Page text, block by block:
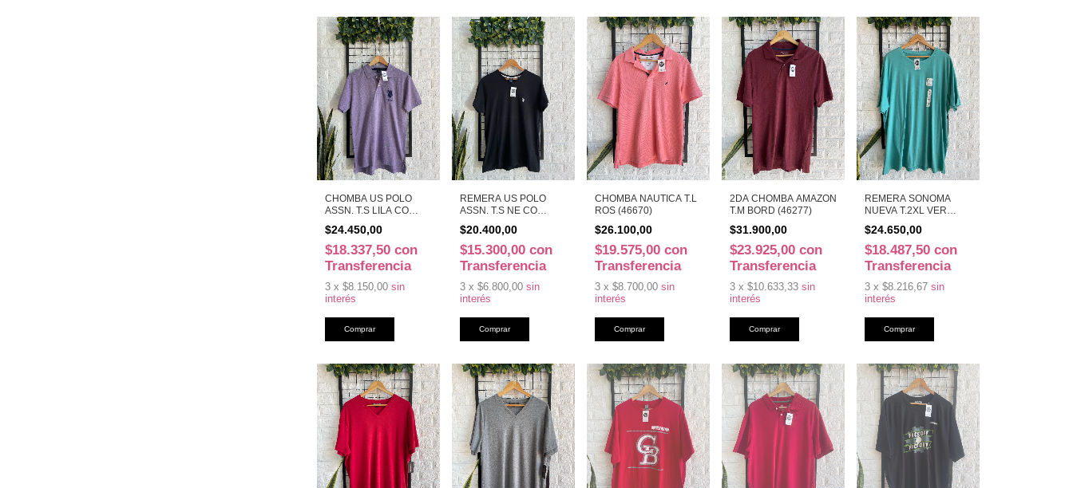
CHOMBA US POLO
ASSN. T.S LILA CO
(48066)
$24.450,00
$18.337,50 con
Transferencia
3 x $8.150,00 sin
interés
REMERA US POLO
ASSN. T.S NE CO
(48064)
$20.400,00
$15.300,00 con
Transferencia
3 x $6.800,00 sin
interés
CHOMBA NAUTICA T.L
ROS (46670)
$26.100,00
$19.575,00 con
Transferencia
3 x $8.700,00 sin
interés
2DA CHOMBA AMAZON
T.M BORD (46277)
$31.900,00
$23.925,00 con
Transferencia
3 x $10.633,33 sin
interés
REMERA SONOMA
NUEVA T.2XL VER
(46027)
$24.650,00
$18.487,50 con
Transferencia
3 x $8.216,67 sin
interés